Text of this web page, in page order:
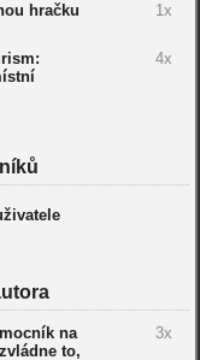
hračku
1x
4x
na
to,
3x